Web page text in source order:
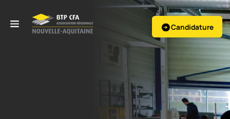
Candidature